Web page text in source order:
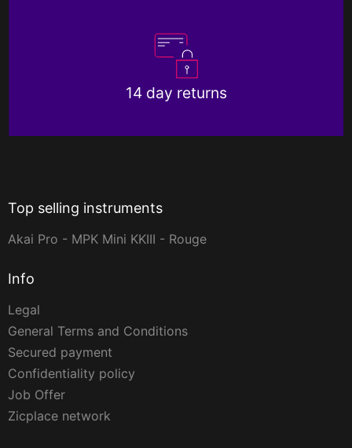
14 day returns
Top selling instruments
Akai Pro - MPK Mini KKIII - Rouge
Info
Legal
General Terms and Conditions
Secured payment
Confidentiality policy
Job Offer
Zicplace network